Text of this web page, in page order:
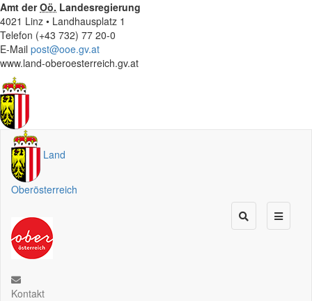
Amt derOö. Landesregierung
4021 Linz • Landhausplatz 1
Telefon (+43 732) 77 20-0
E-Mail post@ooe.gv.at
www.land-oberoesterreich.gv.at
Land
Oberösterreich
Kontakt